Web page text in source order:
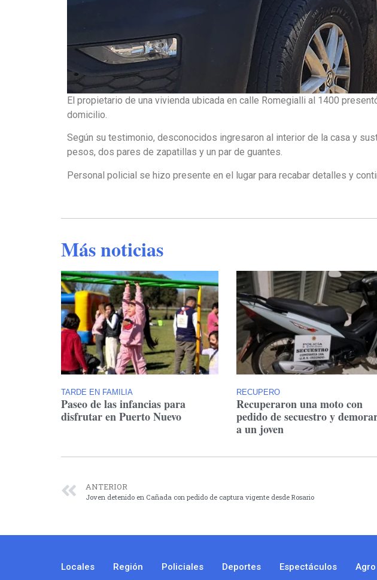
El propietario de una vivienda ubicada en calle Romegialli al 1400
domicilio.
Según su testimonio, desconocidos ingresaron al interior de la casa y
pesos, dos pares de zapatillas y un par de guantes.
Personal policial se hizo presente en el lugar para recabar detalles y
Más noticias
TARDE EN FAMILIA
Paseo de las infancias para
disfrutar en Puerto Nuevo
RECUPERO
Recuperaron una moto con
pedido de secuestro y
a un joven
ANTERIOR
Joven detenido en Cañada con pedido de captura vigente desde Rosario
Locales Región Policiales Deportes Espectáculos Agro